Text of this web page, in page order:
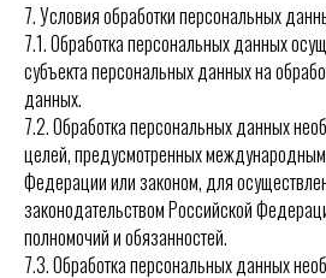
7. Условия обработки персональных
7.1. Обработка персональных данных
субъекта персональных данных на
данных.
7.2. Обработка персональных данных
целей, предусмотренных
Федерации или законом, для
законодательством Российской
полномочий и обязанностей.
7.3. Обработка персональных данных